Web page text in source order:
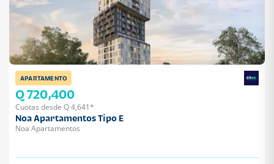
APARTAMENTO
Q 720,400
Cuotas desde Q 4,641*
Noa Apartamentos Tipo E
Noa Apartamentos